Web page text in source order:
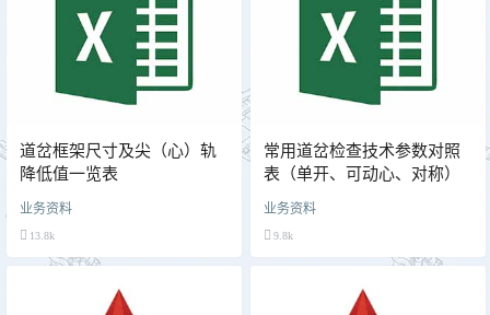
道岔框架尺寸及尖（心）轨
降低值一览表
业务资料
13.8k
常用道岔检查技术参数对照
表（单开、可动心、对称）
业务资料
9.8k